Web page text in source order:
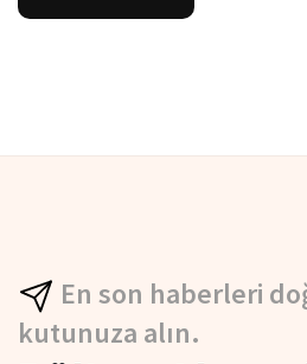
En son haberleri
kutunuza alın.